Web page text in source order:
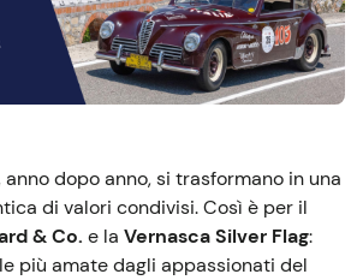
dopo anno, si trasformano in una
di valori condivisi. Così è per il
& Co. e la Vernasca Silver Flag:
più amate dagli appassionati del